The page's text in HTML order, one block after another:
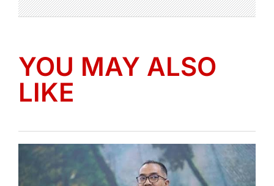
YOU MAY ALSO
LIKE